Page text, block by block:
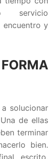
servicio
y
solucionar
de ellas
terminar
bien.